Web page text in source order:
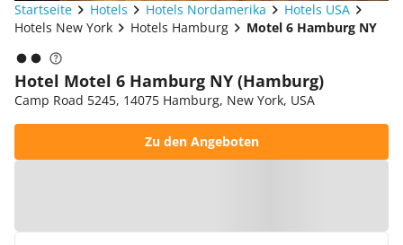
Startseite Hotels Hotels Nordamerika
Hotels USA
Hotels New York
Hotels Hamburg Motel 6 Hamburg NY
Hotel Motel 6 Hamburg NY (Hamburg)
Camp Road 5245, 14075 Hamburg, New York, USA
Zu den Angeboten